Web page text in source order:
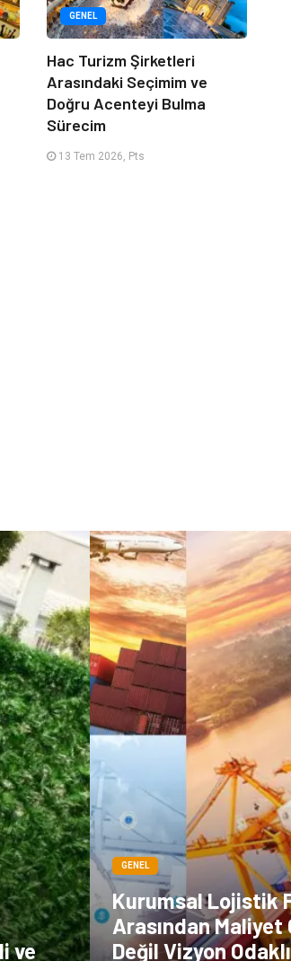
GENEL
Hac Turizm Şirketleri
Arasındaki Seçimim ve
Doğru Acenteyi Bulma
Sürecim
13 Tem 2026, Pts
ve
GENEL
Kurumsal Lojistik
Arasından Maliyet
Değil Vizyon